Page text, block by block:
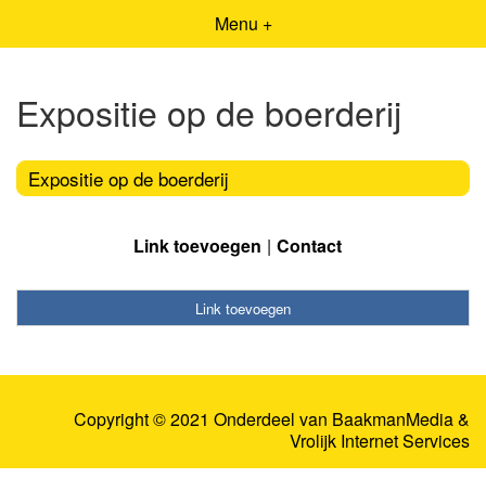
Menu +
Expositie op de boerderij
Expositie op de boerderij
Link toevoegen Contact
Link toevoegen
Copyright © 2021 Onderdeel van BaakmanMedia&
Vrolijk Internet Services